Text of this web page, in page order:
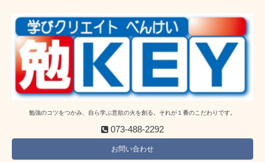
勉強のコツをつかみ、自ら学ぶ意欲の火を創る。それが１番のこだわりです。
073-488-2292
お問い合わせ